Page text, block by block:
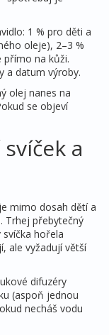
1 % pro děti a
oleje), 2–3 %
přímo na kůži.
a datum výroby.
olej nanes na
se objeví
a
mimo dosah dětí a
Trhej přebytečný
hořela
ale vyžadují větší
difuzéry
(aspoň jednou
necháš vodu